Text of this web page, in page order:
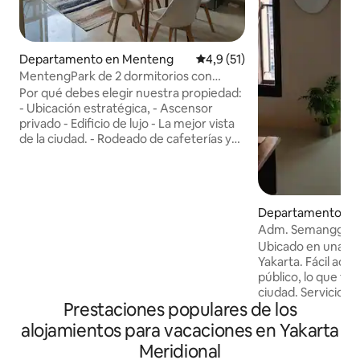
Departamento en Menteng Calificación promedio: 4,9 de
4,9 (51)
MentengPark de 2 dormitorios con
espacio de trabajo y cafetera
Por qué debes elegir nuestra propiedad:
- Ubicación estratégica, - Ascensor
privado - Edificio de lujo - La mejor vista
de la ciudad. - Rodeado de cafeterías y
Plaza de juegos para niños. -Lobby -
Área de estacionamiento. - Tiendas de
comestibles - Cafetería y restaurante las
24 horas -ATM - Seguridad las 24 horas.
Departamento en
Adm. Semanggi,
de la CIUDAD
Ubicado en una
Yakarta. Fácil
público, lo que
ciudad. Servicios para tu comodidad,
como piscina,
lavandería, salón
médica, dentista,
Prestaciones populares de los
alojamientos para vacaciones en Yakarta
Meridional